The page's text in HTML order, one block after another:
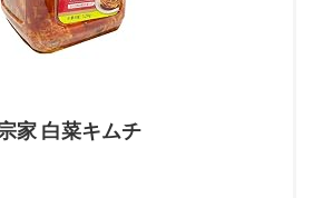
家 白菜キムチ